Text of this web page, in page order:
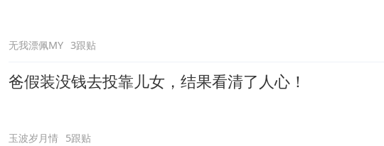
无我漂佩MY 3跟贴
爸假装没钱去投靠儿女，结果看清了人心！
玉波岁月情 5跟贴